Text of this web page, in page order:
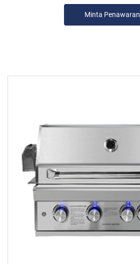
Minta Penawaran